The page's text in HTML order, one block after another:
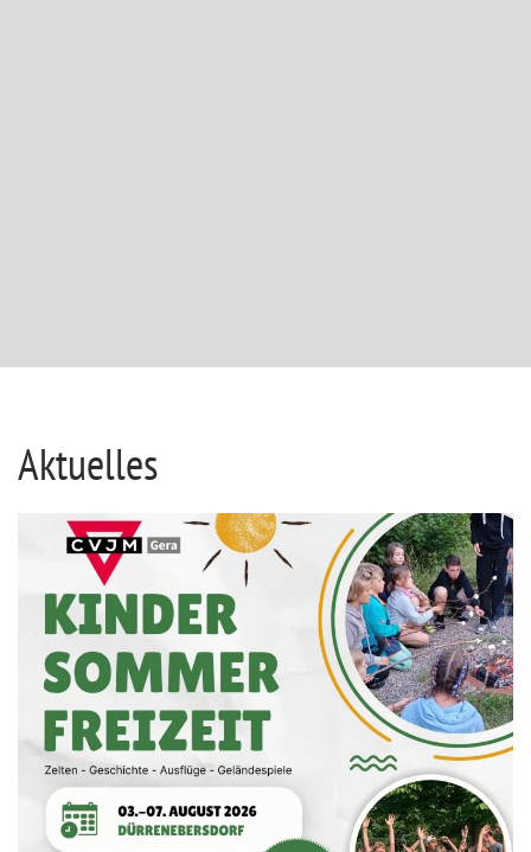
Aktuelles
HIER GEHT´S ZUR ANMELDUNG